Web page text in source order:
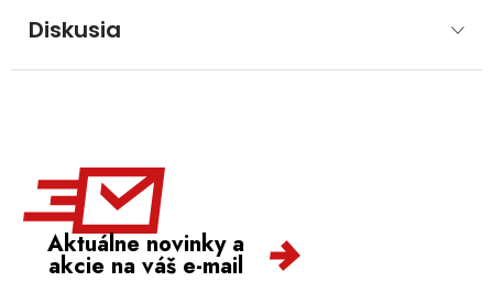
Diskusia
Aktuálne novinky a
akcie na váš e-mail